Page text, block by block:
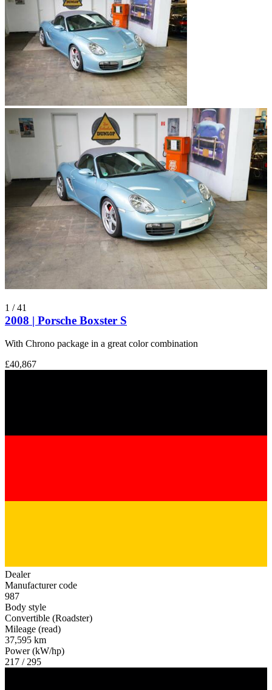
1 /41
2008 | Porsche Boxster S
With Chrono package in a great color combination
£40,867
Dealer
Manufacturer code
987
Body style
Convertible (Roadster)
Mileage (read)
37,595 km
Power (kW/hp)
217 / 295